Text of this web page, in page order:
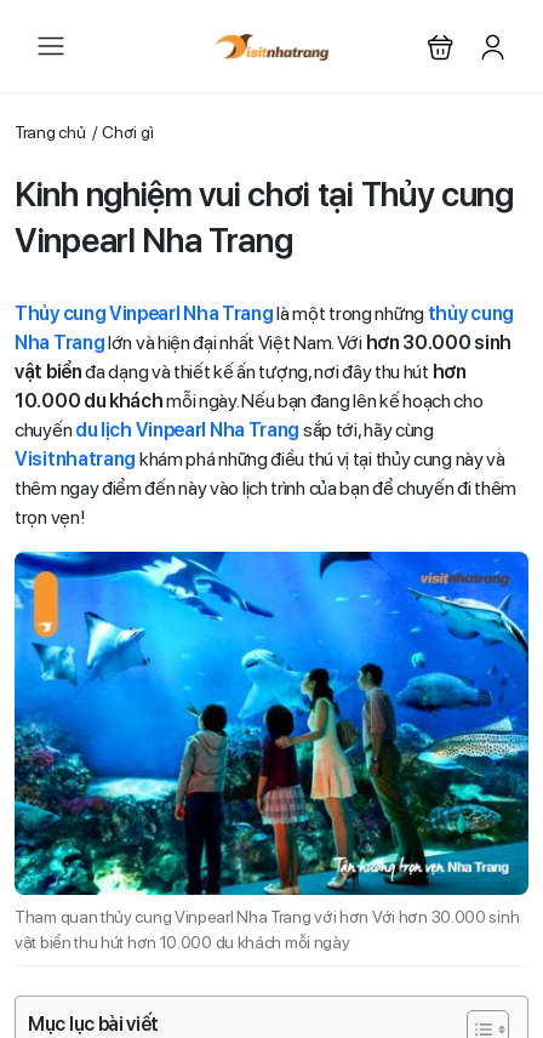
Trang chủ Chơi gì
Kinh nghiệm vui chơi tại Thủy cung
Vinpearl Nha Trang
Thủy cung Vinpearl Nha Tranglà một trong những thủy cung
Nha Tranglớn và hiện đại nhất Việt Nam. Với hơn 30.000 sinh
vật biểnđa dạng và thiết kế ấn tượng, nơi đây thu hút hơn
10.000 du kháchmỗi ngày. Nếu bạn đang lên kế hoạch cho
chuyến du lịch Vinpearl Nha Trang sắp tới, hãy cùng
Visitnhatrang khám phá những điều thú vị tại thủy cung này và
thêm ngay điểm đến này vào lịch trình của bạn để chuyến đi thêm
trọn vẹn!
Tham quan thủy cung Vinpearl Nha Trang với hơn Với hơn 30.000 sinh
vật biển thu hút hơn 10.000 du khách mỗi ngày
Mục lục bài viết